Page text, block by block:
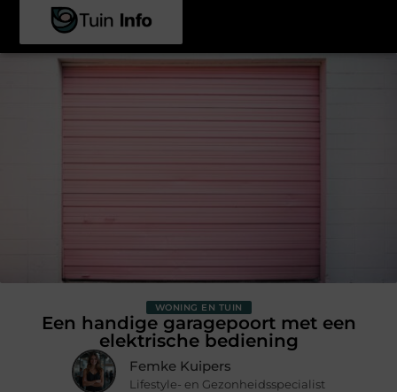
WONING EN TUIN
Een handige garagepoort met een
elektrische bediening
Femke Kuipers
Lifestyle- en Gezonheidsspecialist